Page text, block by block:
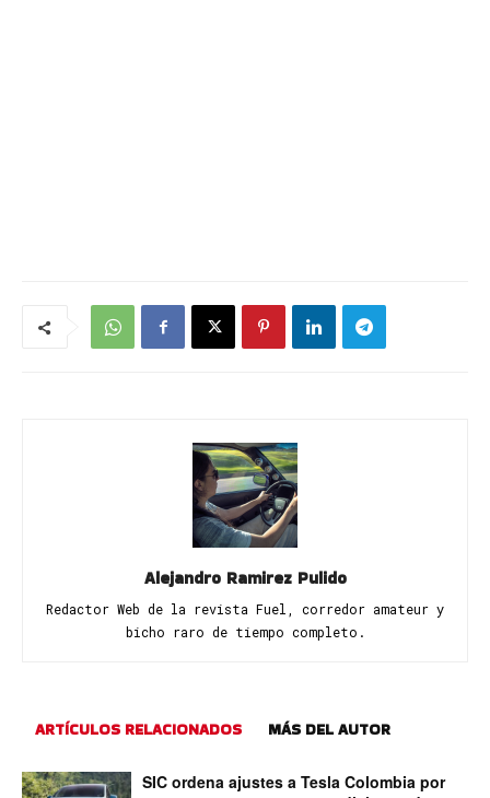
Alejandro Ramirez Pulido
Redactor Web de la revista Fuel, corredor amateur y
bicho raro de tiempo completo.
ARTÍCULOS RELACIONADOS MÁS DEL AUTOR
SIC ordena ajustes a Tesla Colombia por